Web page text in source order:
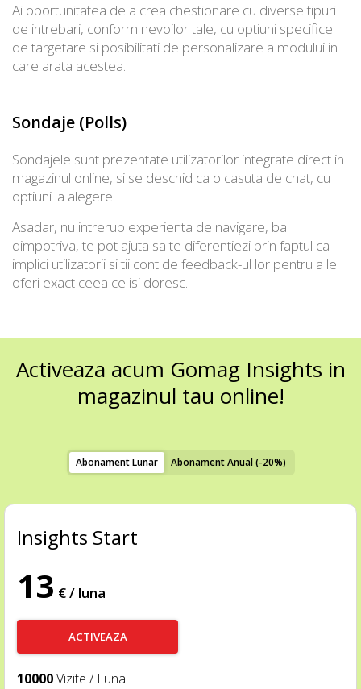
Ai oportunitatea de a crea chestionare cu diverse tipuri
de intrebari, conform nevoilor tale, cu optiuni specifice
de targetare si posibilitati de personalizare a modului in
care arata acestea.
Sondaje (Polls)
Sondajele sunt prezentate utilizatorilor integrate direct in
magazinul online, si se deschid ca o casuta de chat, cu
optiuni la alegere.
Asadar, nu intrerup experienta de navigare, ba
dimpotriva, te pot ajuta sa te diferentiezi prin faptul ca
implici utilizatorii si tii cont de feedback-ul lor pentru a le
oferi exact ceea ce isi doresc.
Activeaza acum Gomag Insights in
magazinul tau online!
Abonament Lunar Abonament Anual (-20%)
Insights Start
13 € / luna
ACTIVEAZA
10000Vizite / Luna